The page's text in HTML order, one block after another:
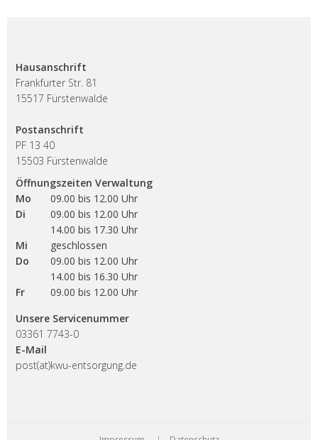
Hausanschrift
Frankfurter Str. 81
15517 Fürstenwalde
Postanschrift
PF 13 40
15503 Fürstenwalde
Öffnungszeiten Verwaltung
Mo
09.00 bis 12.00 Uhr
Di
09.00 bis 12.00 Uhr
14.00 bis 17.30 Uhr
Mi
geschlossen
Do
09.00 bis 12.00 Uhr
14.00 bis 16.30 Uhr
Fr
09.00 bis 12.00 Uhr
Unsere Servicenummer
03361 7743-0
E-Mail
post(at)kwu-entsorgung.de